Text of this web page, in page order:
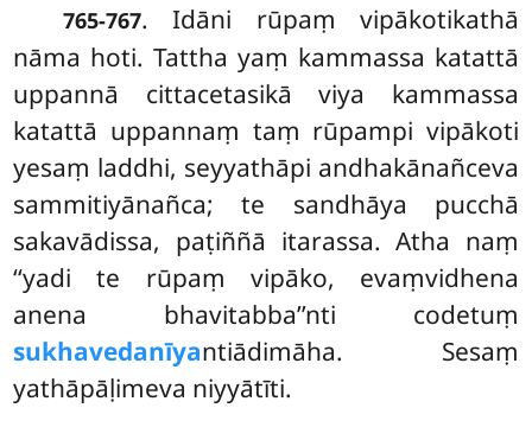
765-767. Idāni rūpaṃ vipākotikathā
nāma hoti. Tattha yaṃ kammassa katattā
uppannā cittacetasikā viya kammassa
katattā uppannaṃ taṃ rūpampi vipākoti
yesaṃ laddhi, seyyathāpi andhakānañceva
sammitiyānañca; te sandhāya pucchā
sakavādissa, paṭiññā itarassa. Atha naṃ
‘‘yadi te rūpaṃ vipāko, evaṃvidhena
anena bhavitabba’’nti codetuṃ
sukhavedanīyantiādimāha. Sesaṃ
yathāpāḷimeva niyyātīti.